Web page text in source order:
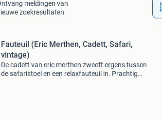
meldingen van
zoekresultaten
Fauteuil (Eric Merthen, Cadett, Safari,
vintage)
De cadett van eric merthen zweeft ergens tussen
de safaristoel en een relaxfauteuil in. Prachtig